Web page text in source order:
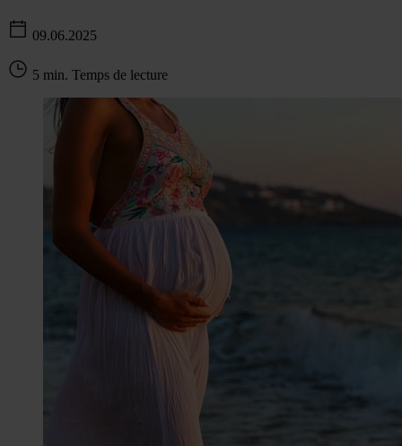
09.06.2025
5 min. Temps de lecture